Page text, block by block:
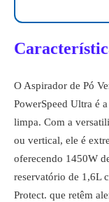
O Aspirador de Pó
PowerSpeed Ultra é
limpa. Com a
ou vertical, ele é
oferecendo 1450W
reservatório de 1,6L
Protect. que retêm